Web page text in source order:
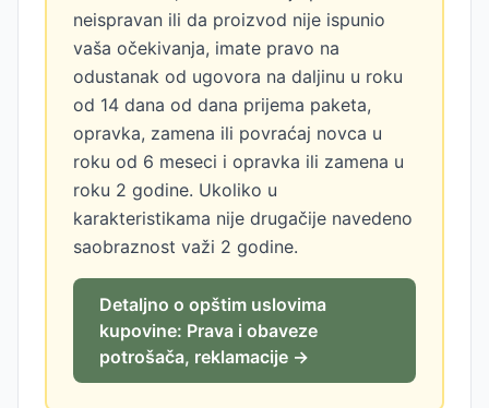
neispravan ili da proizvod nije ispunio
vaša očekivanja, imate pravo na
odustanak od ugovora na daljinu u roku
od 14 dana od dana prijema paketa,
opravka, zamena ili povraćaj novca u
roku od 6 meseci i opravka ili zamena u
roku 2 godine. Ukoliko u
karakteristikama nije drugačije navedeno
saobraznost važi 2 godine.
Detaljno o opštim uslovima
kupovine: Prava i obaveze
potrošača, reklamacije →